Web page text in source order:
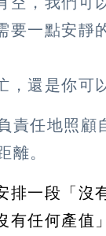
要一點安
，還是你可
責任地照顧
離。
排一段「沒
有任何產值